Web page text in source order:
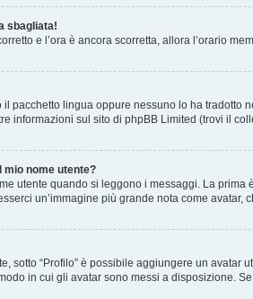
sbagliata!
e l’ora è ancora scorretta, allora l’orario
il pacchetto lingua oppure nessuno lo ha
informazioni sul sito di phpBB Limited (trovi il
mio nome utente?
utente quando si leggono i messaggi. La
un’immagine più grande nota come avatar,
sotto “Profilo” è possibile aggiungere un
in cui gli avatar sono messi a disposizione.